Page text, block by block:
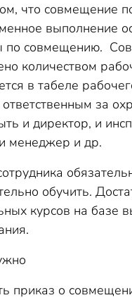
что совмещение
выполнение
по совмещению.
количеством
в табеле
за
и директор, и
менеджер и др.
обучить.
курсов на базе
приказ о